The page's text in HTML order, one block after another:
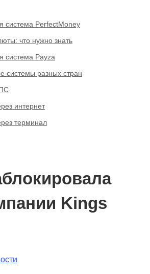
система PerfectMoney
что нужно знать
система Payza
системы разных стран
интернет
терминал
Kings